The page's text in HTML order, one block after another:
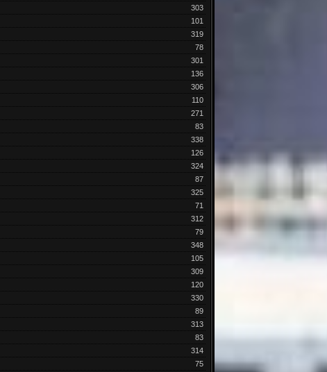
303
101
319
78
301
136
306
110
271
83
338
126
324
87
325
71
312
79
348
105
309
120
330
89
313
83
314
75